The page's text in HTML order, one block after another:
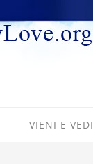
VIENI E VEDI